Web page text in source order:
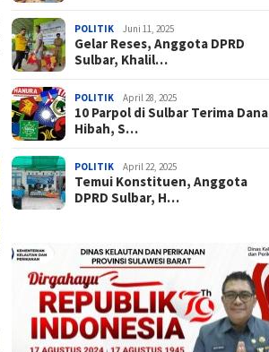
POLITIK Juni 11, 2025
Gelar Reses, Anggota DPRD
Sulbar, Khalil…
POLITIK April 28, 2025
10 Parpol di Sulbar Terima Dana
Hibah, S…
POLITIK April 22, 2025
Temui Konstituen, Anggota
DPRD Sulbar, H…